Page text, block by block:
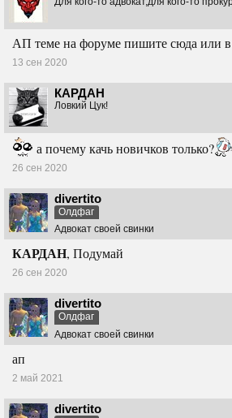
АП теме на форуме пишите сюда или
13 сен 2020
КАРДАН
Ловкий Цук!
а почему качь новичков только?
26 сен 2020
divertito
Олдфаг
Адвокат своей свинки
КАРДАН, Подумай
26 сен 2020
divertito
Олдфаг
Адвокат своей свинки
ап
2 май 2021
divertito